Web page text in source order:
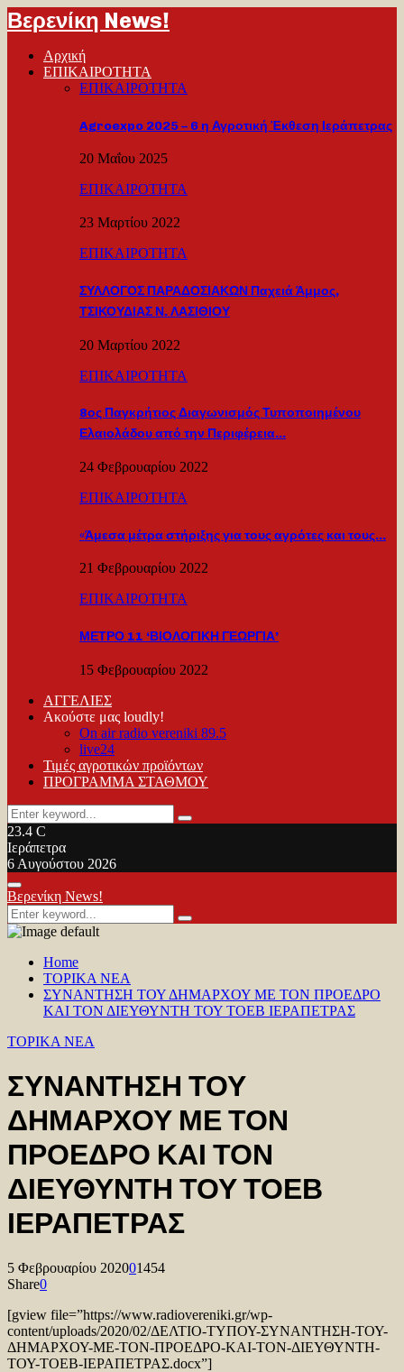
Βερενίκη News!
Αρχική
ΕΠΙΚΑΙΡΟΤΗΤΑ
ΕΠΙΚΑΙΡΟΤΗΤΑ
Agroexpo 2025 – 6 η Αγροτική Έκθεση Ιεράπετρας
20 Μαΐου 2025
ΕΠΙΚΑΙΡΟΤΗΤΑ
23 Μαρτίου 2022
ΕΠΙΚΑΙΡΟΤΗΤΑ
ΣΥΛΛΟΓΟΣ ΠΑΡΑΔΟΣΙΑΚΩΝ Παχειά Άμμος,
ΤΣΙΚΟΥΔΙΑΣ Ν. ΛΑΣΙΘΙΟΥ
20 Μαρτίου 2022
ΕΠΙΚΑΙΡΟΤΗΤΑ
8ος Παγκρήτιος Διαγωνισμός Τυποποιημένου
Ελαιολάδου από την Περιφέρεια…
24 Φεβρουαρίου 2022
ΕΠΙΚΑΙΡΟΤΗΤΑ
«Άμεσα μέτρα στήριξης για τους αγρότες και τους…
21 Φεβρουαρίου 2022
ΕΠΙΚΑΙΡΟΤΗΤΑ
ΜΕΤΡΟ 11 ‘ΒΙΟΛΟΓΙΚΗ ΓΕΩΡΓΙΑ’
15 Φεβρουαρίου 2022
ΑΓΓΕΛΙΕΣ
Ακούστε μας loudly!
On air radio vereniki 89.5
live24
Τιμές αγροτικών προϊόντων
ΠΡΟΓΡΑΜΜΑ ΣΤΑΘΜΟΥ
Search
for:
Search
23.4 C
Ιεράπετρα
6 Αυγούστου 2026
Facebook
Twitter
Youtube
Primary
Menu
Βερενίκη News!
Search
for:
Search
Home
TOPIKA NEA
ΣΥΝΑΝΤΗΣΗ ΤΟΥ ΔΗΜΑΡΧΟΥ ΜΕ ΤΟΝ ΠΡΟΕΔΡΟ
ΚΑΙ ΤΟΝ ΔΙΕΥΘΥΝΤΗ ΤΟΥ ΤΟΕΒ ΙΕΡΑΠΕΤΡΑΣ
TOPIKA NEA
ΣΥΝΑΝΤΗΣΗ ΤΟΥ
ΔΗΜΑΡΧΟΥ ΜΕ ΤΟΝ
ΠΡΟΕΔΡΟ ΚΑΙ ΤΟΝ
ΔΙΕΥΘΥΝΤΗ ΤΟΥ ΤΟΕΒ
ΙΕΡΑΠΕΤΡΑΣ
5 Φεβρουαρίου 202001454
Share0
[gview file=”https://www.radiovereniki.gr/wp-
content/uploads/2020/02/ΔΕΛΤΙΟ-ΤΥΠΟΥ-ΣΥΝΑΝΤΗΣΗ-ΤΟΥ-
ΔΗΜΑΡΧΟΥ-ΜΕ-ΤΟΝ-ΠΡΟΕΔΡΟ-ΚΑΙ-ΤΟΝ-ΔΙΕΥΘΥΝΤΗ-
ΤΟΥ-ΤΟΕΒ-ΙΕΡΑΠΕΤΡΑΣ.docx”]